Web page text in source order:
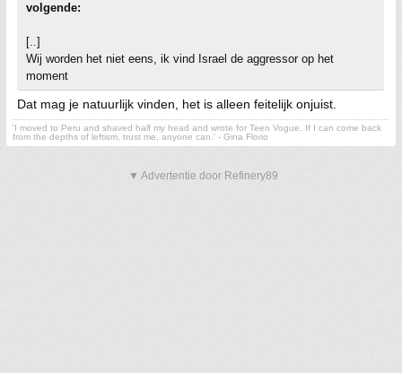
volgende:
[..]
Wij worden het niet eens, ik vind Israel de aggressor op het
moment
Dat mag je natuurlijk vinden, het is alleen feitelijk onjuist.
'I moved to Peru and shaved half my head and wrote for Teen Vogue. If I can come back
from the depths of leftism, trust me, anyone can.' - Gina Florio
▼ Advertentie door Refinery89